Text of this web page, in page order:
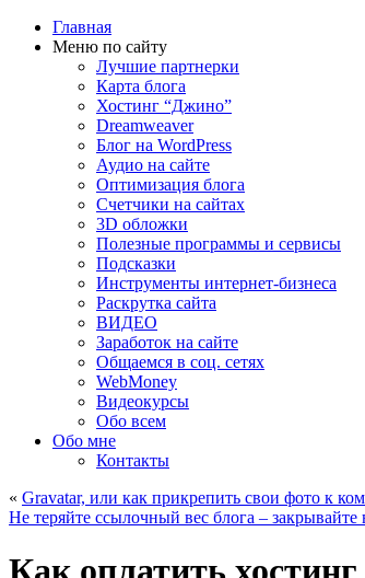
Главная
Меню по сайту
Лучшие партнерки
Карта блога
Хостинг “Джино”
Dreamweaver
Блог на WordPress
Аудио на сайте
Оптимизация блога
Счетчики на сайтах
3D обложки
Полезные программы и сервисы
Подсказки
Инструменты интернет-бизнеса
Раскрутка сайта
ВИДЕО
Заработок на сайте
Общаемся в соц. сетях
WebMoney
Видеокурсы
Обо всем
Обо мне
Контакты
« Gravatar, или как прикрепить свои фото к
Не теряйте ссылочный вес блога –